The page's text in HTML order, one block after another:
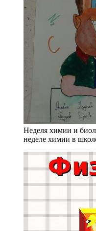
Неделя химии и
неделе химии в